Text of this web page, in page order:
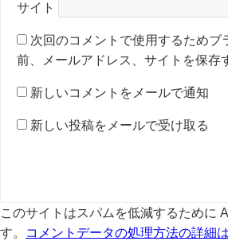
サイト
次回のコメントで使用するためブ
前、メールアドレス、サイトを保存
新しいコメントをメールで通知
新しい投稿をメールで受け取る
このサイトはスパムを低減するために
す。
コメントデータの処理方法の詳細